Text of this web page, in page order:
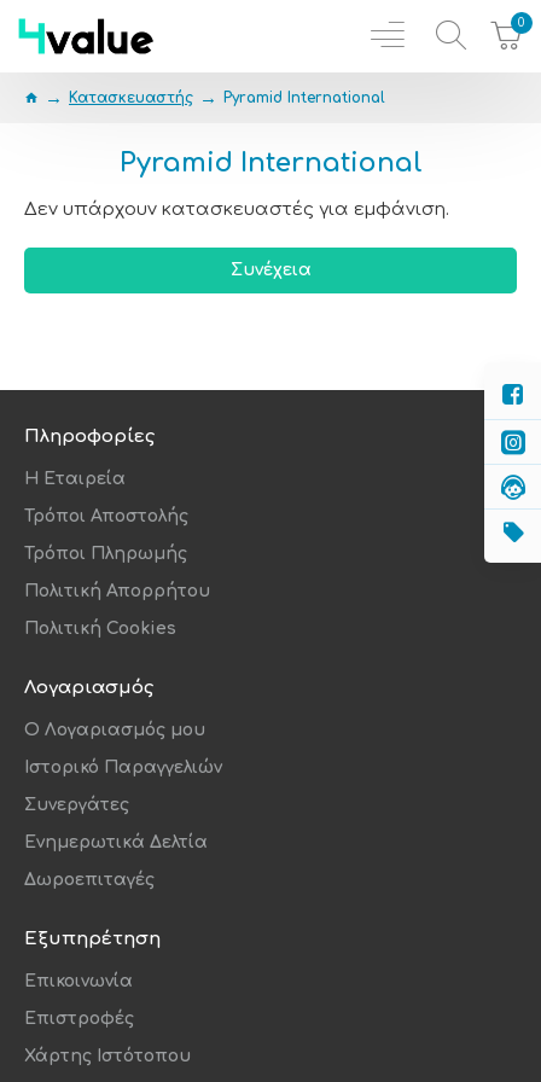
0
Κατασκευαστής Pyramid International
Pyramid International
Δεν υπάρχουν κατασκευαστές για εμφάνιση.
Συνέχεια
Πληροφορίες
Η Εταιρεία
Τρόποι Αποστολής
Τρόποι Πληρωμής
Πολιτική Απορρήτου
Πολιτική Cookies
Λογαριασμός
O Λογαριασμός μου
Ιστορικό Παραγγελιών
Συνεργάτες
Ενημερωτικά Δελτία
Δωροεπιταγές
Εξυπηρέτηση
Επικοινωνία
Επιστροφές
Χάρτης Ιστότοπου